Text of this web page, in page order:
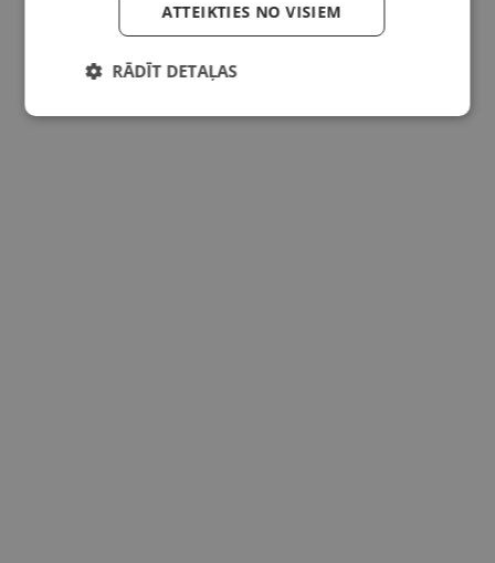
ATTEIKTIES NO VISIEM
RĀDĪT DETAĻAS